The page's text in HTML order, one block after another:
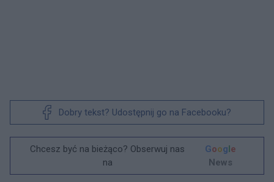
Dobry tekst? Udostępnij go na Facebooku?
Chcesz być na bieżąco? Obserwuj nas
na
Google
News